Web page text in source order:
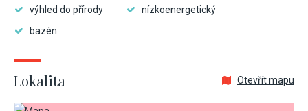
výhled do přírody
nízkoenergetický
bazén
Lokalita Otevřít mapu